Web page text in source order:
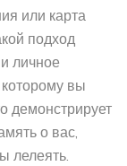
или карта
подход
личное
вы
демонстрирует
о вас,
лелеять.